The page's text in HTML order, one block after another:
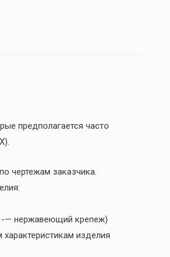
предполагается часто
чертежам заказчика.
-— нержавеющий крепеж)
изделия